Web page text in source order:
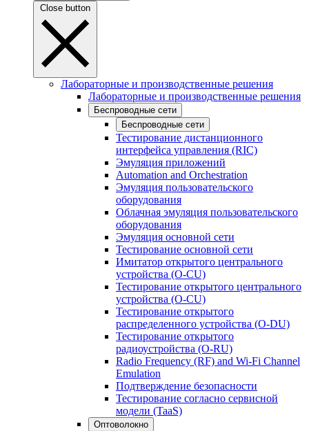
Close button
Лабораторные и производственные решения
Лабораторные и производственные решения
Беспроводные сети
Беспроводные сети
Тестирование дистанционного
интерфейса управления (RIC)
Эмуляция приложений
Automation and Orchestration
Эмуляция пользовательского
оборудования
Облачная эмуляция пользовательского
оборудования
Эмуляция основной сети
Тестирование основной сети
Имитатор открытого центрального
устройства (O-CU)
Тестирование открытого центрального
устройства (O-CU)
Тестирование открытого
распределенного устройства (O-DU)
Тестирование открытого
радиоустройства (O-RU)
Radio Frequency (RF) and Wi-Fi Channel
Emulation
Подтверждение безопасности
Тестирование согласно сервисной
модели (TaaS)
Оптоволокно